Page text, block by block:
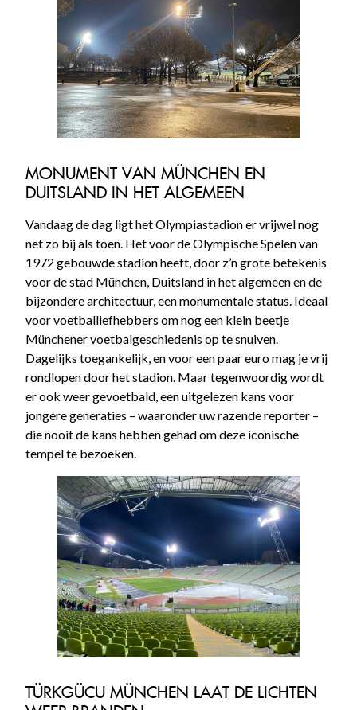
MONUMENT VAN MÜNCHEN EN
DUITSLAND IN HET ALGEMEEN
Vandaag de dag ligt het Olympiastadion er vrijwel nog
net zo bij als toen. Het voor de Olympische Spelen van
1972 gebouwde stadion heeft, door z’n grote betekenis
voor de stad München, Duitsland in het algemeen en de
bijzondere architectuur, een monumentale status. Ideaal
voor voetballiefhebbers om nog een klein beetje
Münchener voetbalgeschiedenis op te snuiven.
Dagelijks toegankelijk, en voor een paar euro mag je vrij
rondlopen door het stadion. Maar tegenwoordig wordt
er ook weer gevoetbald, een uitgelezen kans voor
jongere generaties – waaronder uw razende reporter –
die nooit de kans hebben gehad om deze iconische
tempel te bezoeken.
TÜRKGÜCU MÜNCHEN LAAT DE LICHTEN